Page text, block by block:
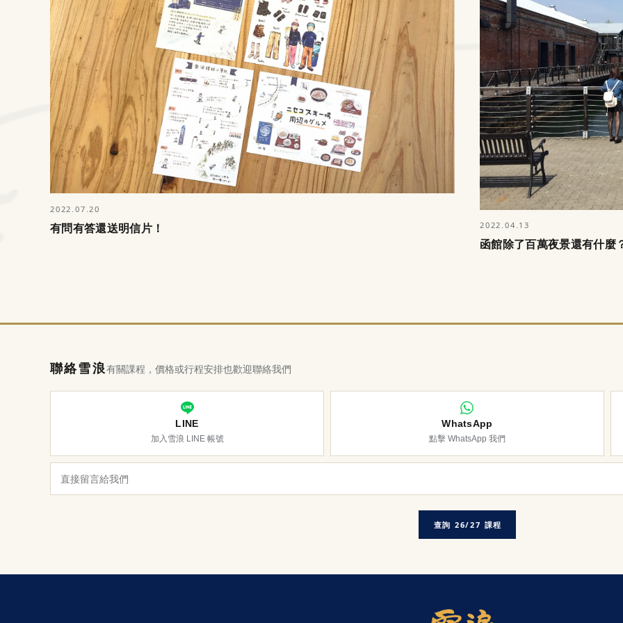
2022.07.20
有問有答還送明信片！ 2022.04.13
函館除了百萬夜景還有什麼
聯絡雪浪有關課程，價格或行程安排也歡迎聯絡我們
LINE
加入雪浪 LINE 帳號
WhatsApp
點擊 WhatsApp 我們
查詢 26/27 課程